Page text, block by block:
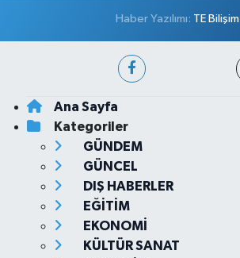
Haber Yazılımı: TE Bilişim
Ana Sayfa
Kategoriler
GÜNDEM
GÜNCEL
DIŞ HABERLER
EĞİTİM
EKONOMİ
KÜLTÜR SANAT